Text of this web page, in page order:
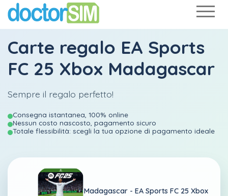
Carte regalo EA Sports
FC 25 Xbox Madagascar
Sempre il regalo perfetto!
Consegna istantanea, 100% online
Nessun costo nascosto, pagamento sicuro
Totale flessibilità: scegli la tua opzione di pagamento ideale
Madagascar - EA Sports FC 25 Xbox